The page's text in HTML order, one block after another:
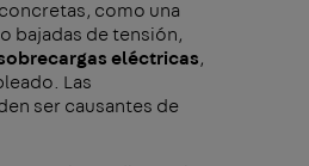
como una
bajadas de tensión,
eléctricas,
Las
ser causantes de